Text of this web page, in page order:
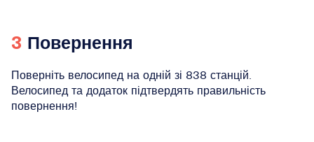
Повернення
Поверніть велосипед на одній зі 838 станцій.
Велосипед та додаток підтвердять правильність
повернення!